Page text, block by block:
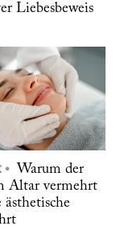
Liebesbeweis
Warum der
Altar vermehrt
ästhetische